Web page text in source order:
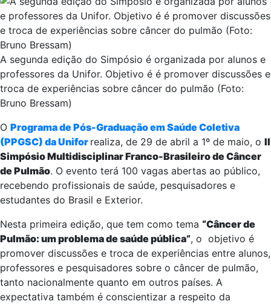
A segunda edição do Simpósio é organizada por alunos e
professores da Unifor. Objetivo é é promover discussões e
troca de experiências sobre câncer do pulmão (Foto:
Bruno Bressam)
O Programa de Pós-Graduação em Saúde Coletiva
(PPGSC) da Unifor realiza, de 29 de abril a 1º de maio, o II
Simpósio Multidisciplinar Franco-Brasileiro de Câncer
de Pulmão. O evento terá 100 vagas abertas ao público,
recebendo profissionais de saúde, pesquisadores e
estudantes do Brasil e Exterior.
Nesta primeira edição, que tem como tema “Câncer de
Pulmão: um problema de saúde pública”, o objetivo é
promover discussões e troca de experiências entre alunos,
professores e pesquisadores sobre o câncer de pulmão,
tanto nacionalmente quanto em outros países. A
expectativa também é conscientizar a respeito da